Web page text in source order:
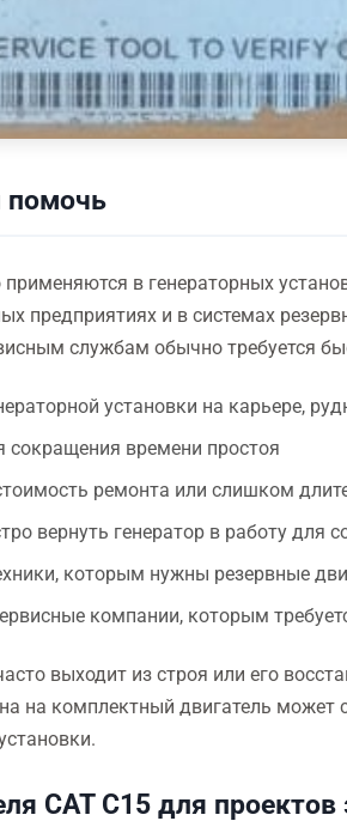
применяются в генераторных
предприятиях и в системах
службам обычно требуется
установки на карьере,
сокращения времени простоя
ремонта или слишком
вернуть генератор в работу для
которым нужны резервные
компании, которым
выходит из строя или его
на комплектный двигатель может
CAT C15 для